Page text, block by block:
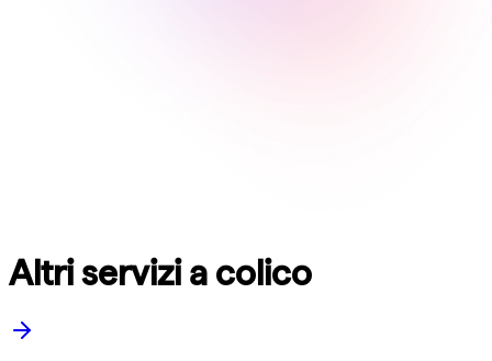
Altri servizi a colico